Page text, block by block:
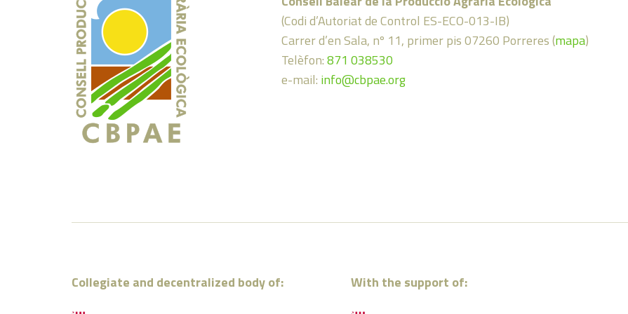
(Codi d’Autoriat de Control ES-ECO-013-IB)
Carrer d’en Sala, nº 11, primer pis 07260 Porreres (mapa)
Telèfon:871 038530
e-mail: info@cbpae.org
Collegiate and decentralized body of: With the support of: